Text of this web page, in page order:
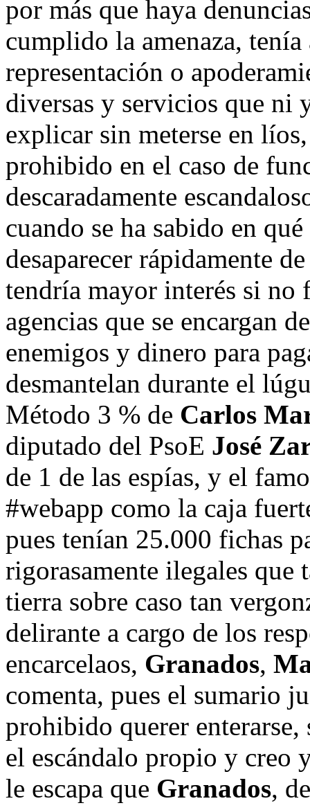
por más que haya
cumplido la amenaza, tenía
representación o
diversas y servicios que ni
explicar sin meterse en
prohibido en el caso de
descaradamente
cuando se ha sabido en
desaparecer rápidamente
tendría mayor interés si no
agencias que se encargan
enemigos y dinero para
desmantelan durante el
Método 3 % de Carlos
diputado del PsoE José
de 1 de las espías, y el
#webapp como la caja
pues tenían 25.000 fichas
rigorasamente ilegales que
tierra sobre caso tan
delirante a cargo de los
encarcelaos, Granados,
comenta, pues el sumario
prohibido querer
el escándalo propio y creo
le escapa que Granados,